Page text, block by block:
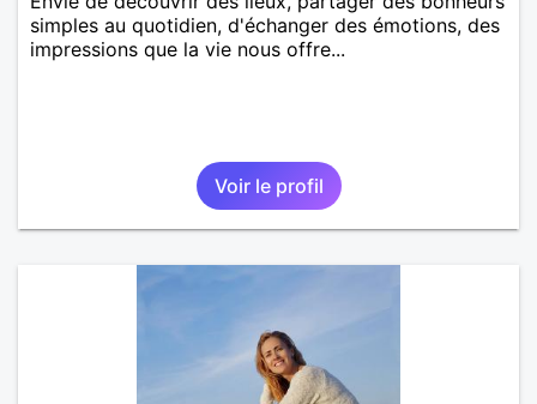
simples au quotidien, d'échanger des émotions, des
impressions que la vie nous offre...
Voir le profil